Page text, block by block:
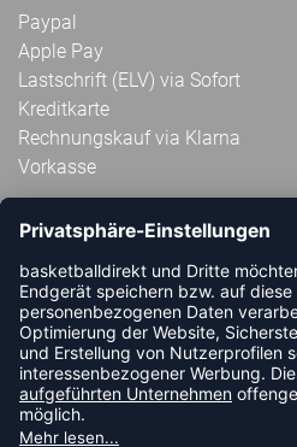
Paypal
Apple Pay
Lastschrift (ELV) via Sofort
Kreditkarte
Rechnungskauf via Klarna
Vorkasse
ABONNIERE JETZT DEN
HANDBALLDIREKT-
NEUIGKEIT ODER AKTION
JETZT